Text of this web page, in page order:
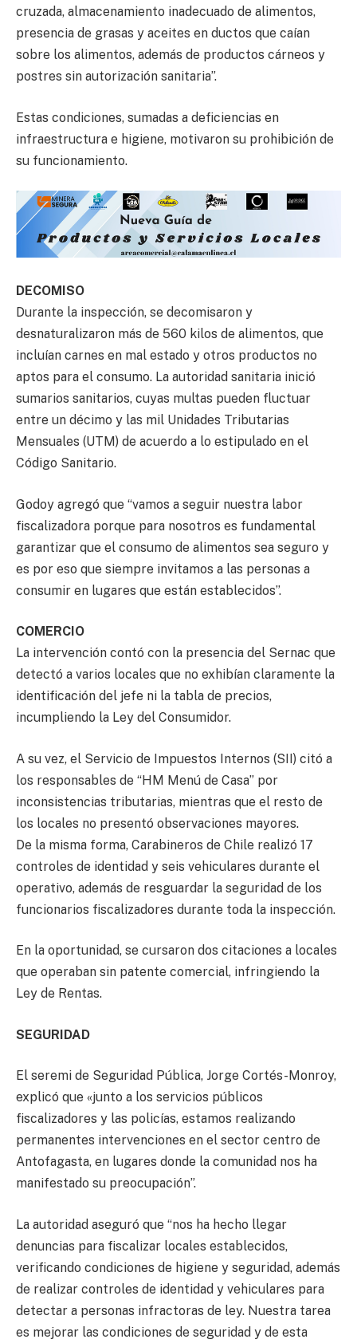
cruzada, almacenamiento inadecuado de alimentos,
presencia de grasas y aceites en ductos que caían
sobre los alimentos, además de productos cárneos y
postres sin autorización sanitaria”.
Estas condiciones, sumadas a deficiencias en
infraestructura e higiene, motivaron su prohibición de
su funcionamiento.
DECOMISO
Durante la inspección, se decomisaron y
desnaturalizaron más de 560 kilos de alimentos, que
incluían carnes en mal estado y otros productos no
aptos para el consumo. La autoridad sanitaria inició
sumarios sanitarios, cuyas multas pueden fluctuar
entre un décimo y las mil Unidades Tributarias
Mensuales (UTM) de acuerdo a lo estipulado en el
Código Sanitario.
Godoy agregó que “vamos a seguir nuestra labor
fiscalizadora porque para nosotros es fundamental
garantizar que el consumo de alimentos sea seguro y
es por eso que siempre invitamos a las personas a
consumir en lugares que están establecidos”.
COMERCIO
La intervención contó con la presencia del Sernac que
detectó a varios locales que no exhibían claramente la
identificación del jefe ni la tabla de precios,
incumpliendo la Ley del Consumidor.
A su vez, el Servicio de Impuestos Internos (SII) citó a
los responsables de “HM Menú de Casa” por
inconsistencias tributarias, mientras que el resto de
los locales no presentó observaciones mayores.
De la misma forma, Carabineros de Chile realizó 17
controles de identidad y seis vehiculares durante el
operativo, además de resguardar la seguridad de los
funcionarios fiscalizadores durante toda la inspección.
En la oportunidad, se cursaron dos citaciones a locales
que operaban sin patente comercial, infringiendo la
Ley de Rentas.
SEGURIDAD
El seremi de Seguridad Pública, Jorge Cortés-Monroy,
explicó que «junto a los servicios públicos
fiscalizadores y las policías, estamos realizando
permanentes intervenciones en el sector centro de
Antofagasta, en lugares donde la comunidad nos ha
manifestado su preocupación”.
La autoridad aseguró que “nos ha hecho llegar
denuncias para fiscalizar locales establecidos,
verificando condiciones de higiene y seguridad, además
de realizar controles de identidad y vehiculares para
detectar a personas infractoras de ley. Nuestra tarea
es mejorar las condiciones de seguridad y de esta